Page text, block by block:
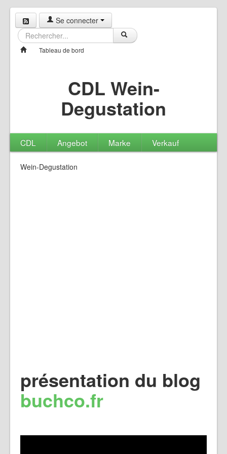
Se connecter
Tableau de bord
CDL Wein-
Degustation
CDL Angebot Marke Verkauf
Wein-Degustation
présentation du blog
buchco.fr